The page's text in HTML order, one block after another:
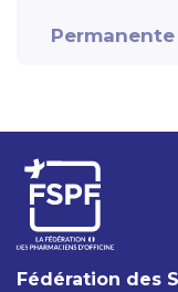
Permanente
Fédération des